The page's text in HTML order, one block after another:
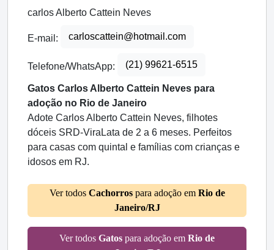
carlos Alberto Cattein Neves
E-mail: carloscattein@hotmail.com
Telefone/WhatsApp: (21) 99621-6515
Gatos Carlos Alberto Cattein Neves para
adoção no Rio de Janeiro
Adote Carlos Alberto Cattein Neves, filhotes
dóceis SRD-ViraLata de 2 a 6 meses. Perfeitos
para casas com quintal e famílias com crianças e
idosos em RJ.
Ver todos Cachorrospara adoção em Rio de
Janeiro/RJ
Ver todos Gatos para adoção em Rio de